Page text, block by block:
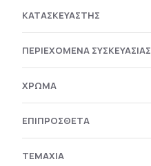
ΚΑΤΑΣΚΕΥΑΣΤΉΣ
ΠΕΡΙΕΧΌΜΕΝΑ ΣΥΣΚΕΥΑΣΊΑΣ
ΧΡΏΜΑ
ΕΠΙΠΡΌΣΘΕΤΑ
ΤΕΜΆΧΙΑ